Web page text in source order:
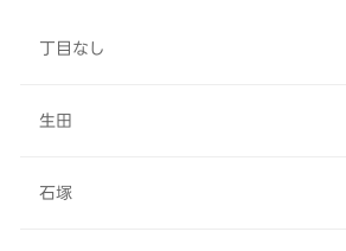
丁目なし
生田
石塚